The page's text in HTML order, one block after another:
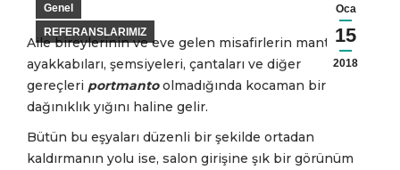
Oca
15
2018
Genel
REFERANSLARIMIZ
Aile bireylerinin ve eve gelen misafirlerin mantoları,
ayakkabıları, şemsiyeleri, çantaları ve diğer
gereçleri portmanto olmadığında kocaman bir
dağınıklık yığını haline gelir.
Bütün bu eşyaları düzenli bir şekilde ortadan
kaldırmanın yolu ise, salon girişine şık bir görünüm